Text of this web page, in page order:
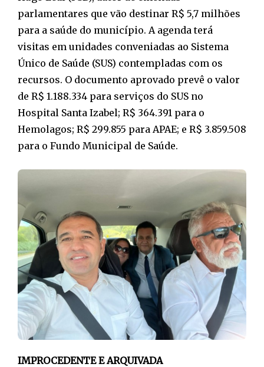
parlamentares que vão destinar R$ 5,7 milhões
para a saúde do município. A agenda terá
visitas em unidades conveniadas ao Sistema
Único de Saúde (SUS) contempladas com os
recursos. O documento aprovado prevê o valor
de R$ 1.188.334 para serviços do SUS no
Hospital Santa Izabel; R$ 364.391 para o
Hemolagos; R$ 299.855 para APAE; e R$ 3.859.508
para o Fundo Municipal de Saúde.
IMPROCEDENTE E ARQUIVADA